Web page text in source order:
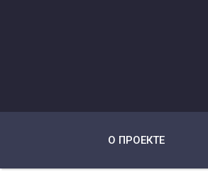
О ПРОЕКТЕ